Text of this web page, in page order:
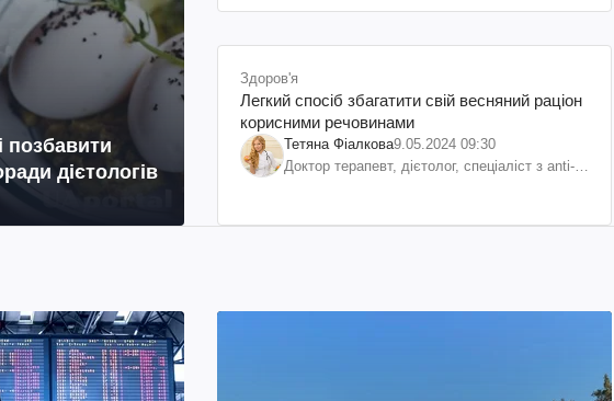
позбавити
дієтологів
Здоров'я
Легкий спосіб збагатити свій весняний раціон
корисними речовинами
Тетяна Фіалкова9.05.2024 09:30
Доктор терапевт, дієтолог, спеціаліст з anti-